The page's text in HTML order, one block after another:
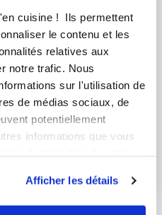
cuisine ! Ils permettent
le contenu et les
relatives aux
notre trafic. Nous
sur l'utilisation de
de médias sociaux, de
potentiellement
informations que vous
Afficher les détails
Katherine Morice
Saucisses, purée de